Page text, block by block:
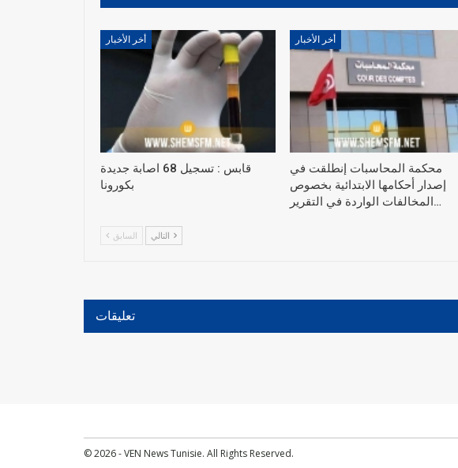
أخر الأخبار
قابس : تسجيل 68 اصابة جديدة
بكورونا
أخر الأخبار
محكمة المحاسبات إنطلقت في
إصدار أحكامها الابتدائية بخصوص
المخالفات الواردة في التقرير…
السابق
تعليقات
© 2026 - VEN News Tunisie. All Rights Reserved.